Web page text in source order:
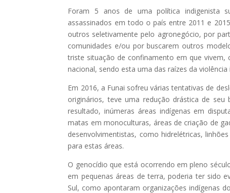
Foram 5 anos de uma política indigenista
assassinados em todo o país entre 2011 e
outros seletivamente pelo agronegócio, por
comunidades e/ou por buscarem outros
triste situação de confinamento em que vivem,
nacional, sendo esta uma das raízes da violência
Em 2016, a Funai sofreu várias tentativas de
originários, teve uma redução drástica de
resultado, inúmeras áreas indígenas em
matas em monoculturas, áreas de criação de
desenvolvimentistas, como hidrelétricas,
para estas áreas.
O genocídio que está ocorrendo em pleno
em pequenas áreas de terra, poderia ter sido
Sul, como apontaram organizações indígenas